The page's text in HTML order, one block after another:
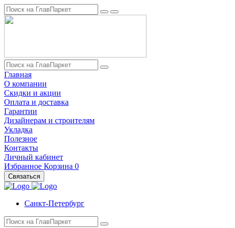
Главная
О компании
Скидки и акции
Оплата и доставка
Гарантии
Дизайнерам и строителям
Укладка
Полезное
Контакты
Личный кабинет
Избранное Корзина 0
Связаться
Санкт-Петербург